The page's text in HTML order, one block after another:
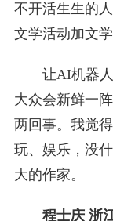
不开活生生的
文学活动加文
让AI机器
大众会新鲜一
两回事。我觉
玩、娱乐，没
大的作家。
程士庆 浙